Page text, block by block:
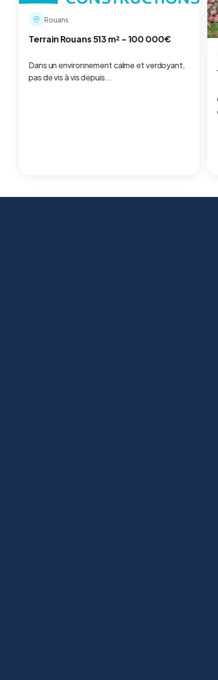
Rouans
Terrain Rouans 513 m² - 100 000€
Dans un environnement calme et verdoyant,
pas de vis à vis depuis...